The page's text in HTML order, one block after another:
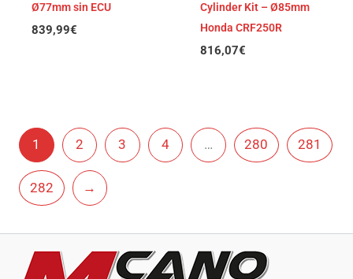
Ø77mm sin ECU
839,99€
Cylinder Kit – Ø85mm
Honda CRF250R
816,07€
1 2 3 4 … 280 281
282 →